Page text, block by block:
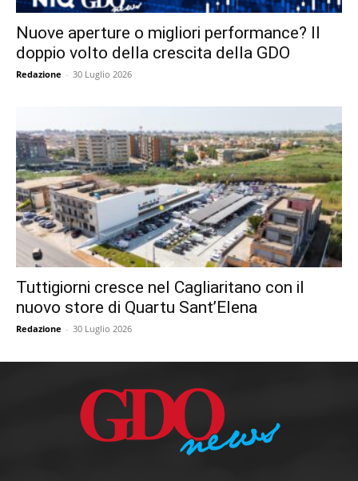
Nuove aperture o migliori performance? Il
doppio volto della crescita della GDO
Redazione - 30 Luglio 2026
Tuttigiorni cresce nel Cagliaritano con il
nuovo store di Quartu Sant’Elena
Redazione - 30 Luglio 2026